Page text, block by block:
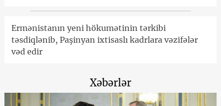
Ermənistanın yeni hökumətinin tərkibi
təsdiqlənib, Paşinyan ixtisaslı kadrlara vəzifələr
vəd edir
Xəbərlər